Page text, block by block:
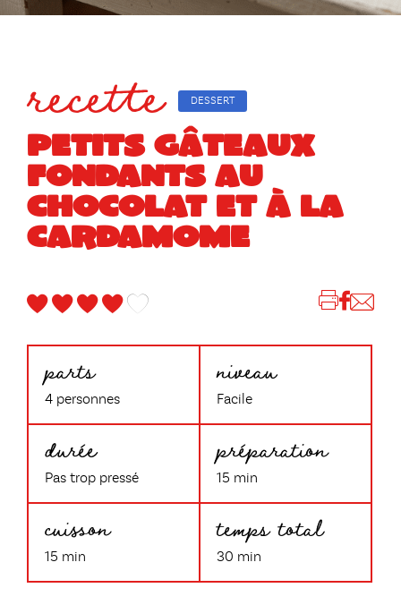
recette DESSERT
PETITS GÂTEAUX
FONDANTS AU
CHOCOLAT ET À LA
CARDAMOME
parts
4 personnes
niveau
Facile
durée
Pas trop pressé
préparation
15 min
cuisson
15 min
temps total
30 min